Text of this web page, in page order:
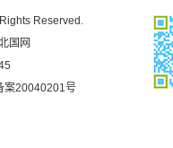
Reserved.
国网
案20040201号